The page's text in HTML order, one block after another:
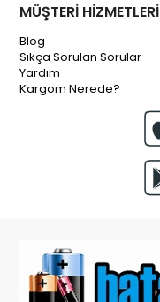
MÜŞTERİ HİZMETLERİ
Blog
Sıkça Sorulan Sorular
Yardım
Kargom Nerede?